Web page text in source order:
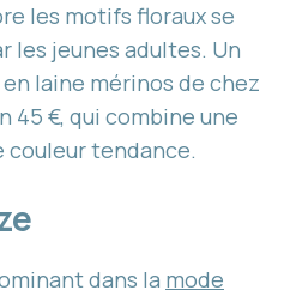
les motifs floraux se
les jeunes adultes. Un
laine mérinos de chez
45 €, qui combine une
couleur tendance.
dans la mode